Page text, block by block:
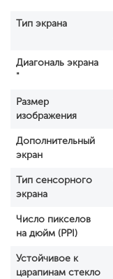
Тип экрана
Диагональ экрана
"
Размер
изображения
Дополнительный
экран
Тип сенсорного
экрана
Число пикселов
на дюйм (PPI)
Устойчивое к
царапинам стекло